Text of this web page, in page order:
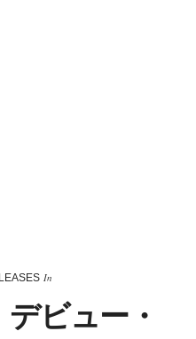
In
ビュー・